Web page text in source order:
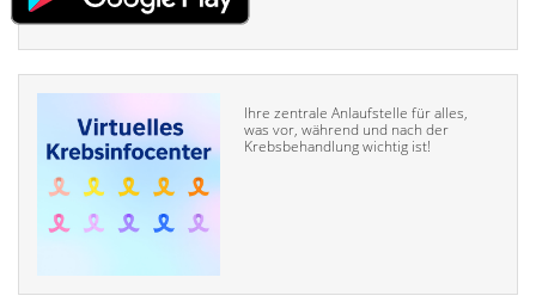
Ihre zentrale Anlaufstelle für alles,
was vor, während und nach der
Krebsbehandlung wichtig ist!